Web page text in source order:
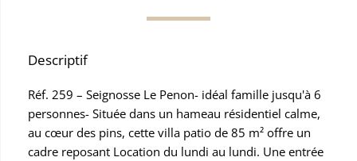
Descriptif
Réf. 259 – Seignosse Le Penon- idéal famille jusqu'à 6
personnes- Située dans un hameau résidentiel calme,
au cœur des pins, cette villa patio de 85 m² offre un
cadre reposant Location du lundi au lundi. Une entrée